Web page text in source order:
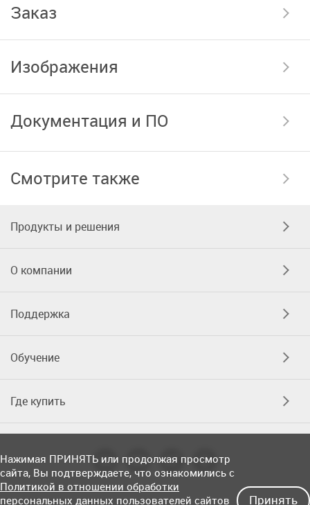
Заказ
Изображения
Документация и ПО
Смотрите также
Продукты и решения
О компании
Поддержка
Обучение
Где купить
Нажимая ПРИНЯТЬ или продолжая просмотр
сайта, Вы подтверждаете, что ознакомились с
Политикой в отношении обработки
персональных данных пользователей сайтов
Принять